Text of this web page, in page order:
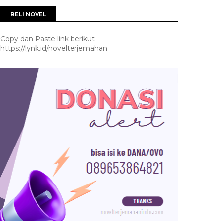
BELI NOVEL
Copy dan Paste link berikut
https://lynk.id/novelterjemahan